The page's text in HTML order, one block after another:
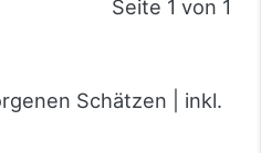
Seite 1 von 1
Schätzen | inkl.